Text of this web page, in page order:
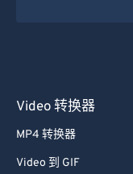
Video 转换器
MP4 转换器
Video 到 GIF